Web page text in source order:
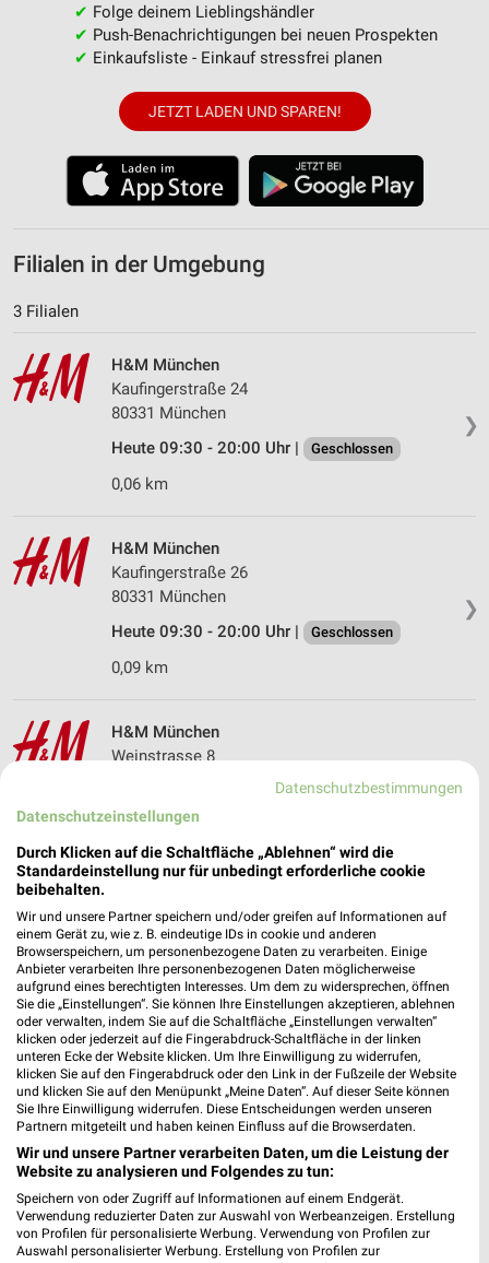
✔ Folge deinem Lieblingshändler
✔ Push-Benachrichtigungen bei neuen Prospekten
✔ Einkaufsliste - Einkauf stressfrei planen
JETZT LADEN UND SPAREN!
Filialen in der Umgebung
3 Filialen
❯
H&M München
Kaufingerstraße 24
80331 München
Heute 09:30 - 20:00 Uhr |
Geschlossen
0,06 km
❯
H&M München
Kaufingerstraße 26
80331 München
Heute 09:30 - 20:00 Uhr |
Geschlossen
0,09 km
H&M München
Weinstrasse 8
Heute 10:00 - 20:00 Uhr |
0,16 km
Datenschutzbestimmungen
Datenschutzeinstellungen
Durch Klicken auf die Schaltfläche „Ablehnen“ wird die
Standardeinstellung nur für unbedingt erforderliche cookie
beibehalten.
Wir und unsere Partner speichern und/oder greifen auf Informationen auf
einem Gerät zu, wie z. B. eindeutige IDs in cookie und anderen
Browserspeichern, um personenbezogene Daten zu verarbeiten. Einige
Anbieter verarbeiten Ihre personenbezogenen Daten möglicherweise
aufgrund eines berechtigten Interesses. Um dem zu widersprechen, öffnen
Sie die „Einstellungen“. Sie können Ihre Einstellungen akzeptieren, ablehnen
oder verwalten, indem Sie auf die Schaltfläche „Einstellungen verwalten“
klicken oder jederzeit auf die Fingerabdruck-Schaltfläche in der linken
unteren Ecke der Website klicken. Um Ihre Einwilligung zu widerrufen,
klicken Sie auf den Fingerabdruck oder den Link in der Fußzeile der Website
und klicken Sie auf den Menüpunkt „Meine Daten“. Auf dieser Seite können
Sie Ihre Einwilligung widerrufen. Diese Entscheidungen werden unseren
Partnern mitgeteilt und haben keinen Einfluss auf die Browserdaten.
Wir und unsere Partner verarbeiten Daten, um die Leistung der
Website zu analysieren und Folgendes zu tun:
Speichern von oder Zugriff auf Informationen auf einem Endgerät.
Verwendung reduzierter Daten zur Auswahl von Werbeanzeigen. Erstellung
von Profilen für personalisierte Werbung. Verwendung von Profilen zur
Auswahl personalisierter Werbung. Erstellung von Profilen zur